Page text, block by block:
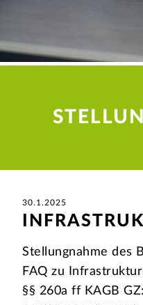
30.1.2025
Stellungnahme des
FAQ zu
§§ 260a ff KAGB